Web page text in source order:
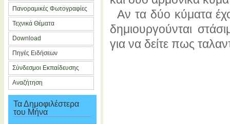
Πανοραμικές Φωτογραφίες
Τεχνικά Θέματα
Download
Πηγές Ειδήσεων
Σύνδεσμοι Εκπαίδευσης
Αναζήτηση
Τα Δημοφιλέστερα
του Μήνα
Αν τα δύο κύματα
δημιουργούνται
για να δείτε πως